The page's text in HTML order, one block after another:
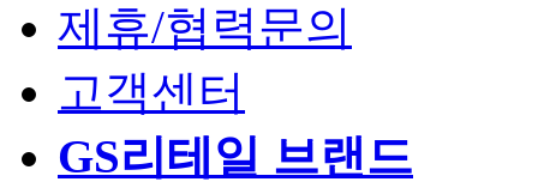
제휴/협력문의
고객센터
GS리테일 브랜드